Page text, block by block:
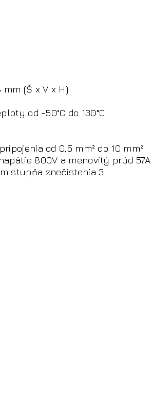
(Š x V x H)
od -50°C do 130°C
od 0,5 mm² do 10 mm²
800V a menovitý prúd 57A
stupňa znečistenia 3